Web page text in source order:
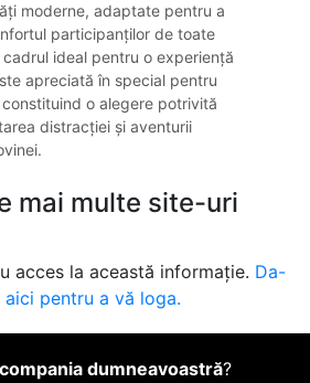
moderne, adaptate pentru a
participanților de toate
ideal pentru o experiență
apreciată în special pentru
o alegere potrivită
distracției și aventurii
mai multe site-uri
acces la această informație. Da-
pentru a vă loga.
dumneavoastră?